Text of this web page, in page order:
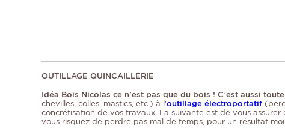
OUTILLAGE QUINCAILLERIE
Idéa Bois Nicolas ce n’est pas que du bois ! C’est aussi
chevilles, colles, mastics, etc.) à l'outillage électroportatif
concrétisation de vos travaux. La suivante est de vous assurer
vous risquez de perdre pas mal de temps, pour un résultat